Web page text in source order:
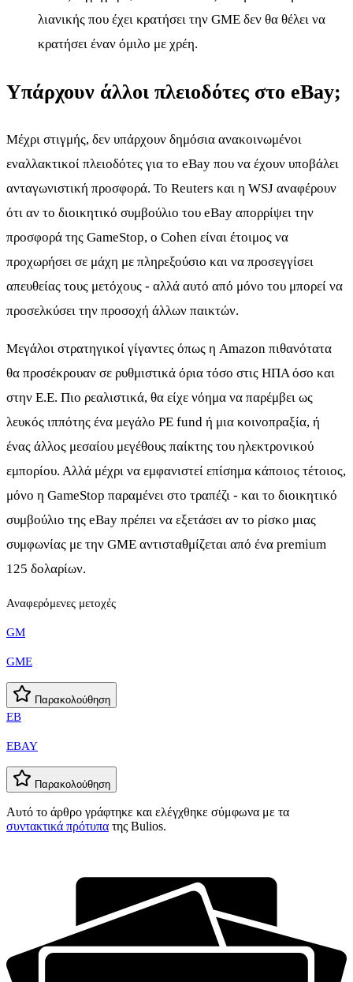
λιανικής που έχει κρατήσει την GME δεν θα θέλει να
κρατήσει έναν όμιλο με χρέη.
Υπάρχουν άλλοι πλειοδότες στο eBay;
Μέχρι στιγμής, δεν υπάρχουν δημόσια ανακοινωμένοι
εναλλακτικοί πλειοδότες για το eBay που να έχουν υποβάλει
ανταγωνιστική προσφορά. Το Reuters και η WSJ αναφέρουν
ότι αν το διοικητικό συμβούλιο του eBay απορρίψει την
προσφορά της GameStop, ο Cohen είναι έτοιμος να
προχωρήσει σε μάχη με πληρεξούσιο και να προσεγγίσει
απευθείας τους μετόχους - αλλά αυτό από μόνο του μπορεί να
προσελκύσει την προσοχή άλλων παικτών.
Μεγάλοι στρατηγικοί γίγαντες όπως η Amazon πιθανότατα
θα προσέκρουαν σε ρυθμιστικά όρια τόσο στις ΗΠΑ όσο και
στην Ε.Ε. Πιο ρεαλιστικά, θα είχε νόημα να παρέμβει ως
λευκός ιππότης ένα μεγάλο PE fund ή μια κοινοπραξία, ή
ένας άλλος μεσαίου μεγέθους παίκτης του ηλεκτρονικού
εμπορίου. Αλλά μέχρι να εμφανιστεί επίσημα κάποιος τέτοιος,
μόνο η GameStop παραμένει στο τραπέζι - και το διοικητικό
συμβούλιο της eBay πρέπει να εξετάσει αν το ρίσκο μιας
συμφωνίας με την GME αντισταθμίζεται από ένα premium
125 δολαρίων.
Αναφερόμενες μετοχές
GM
GME
Παρακολούθηση
EB
EBAY
Παρακολούθηση
Αυτό το άρθρο γράφτηκε και ελέγχθηκε σύμφωνα με τα
συντακτικά πρότυπα της Bulios.